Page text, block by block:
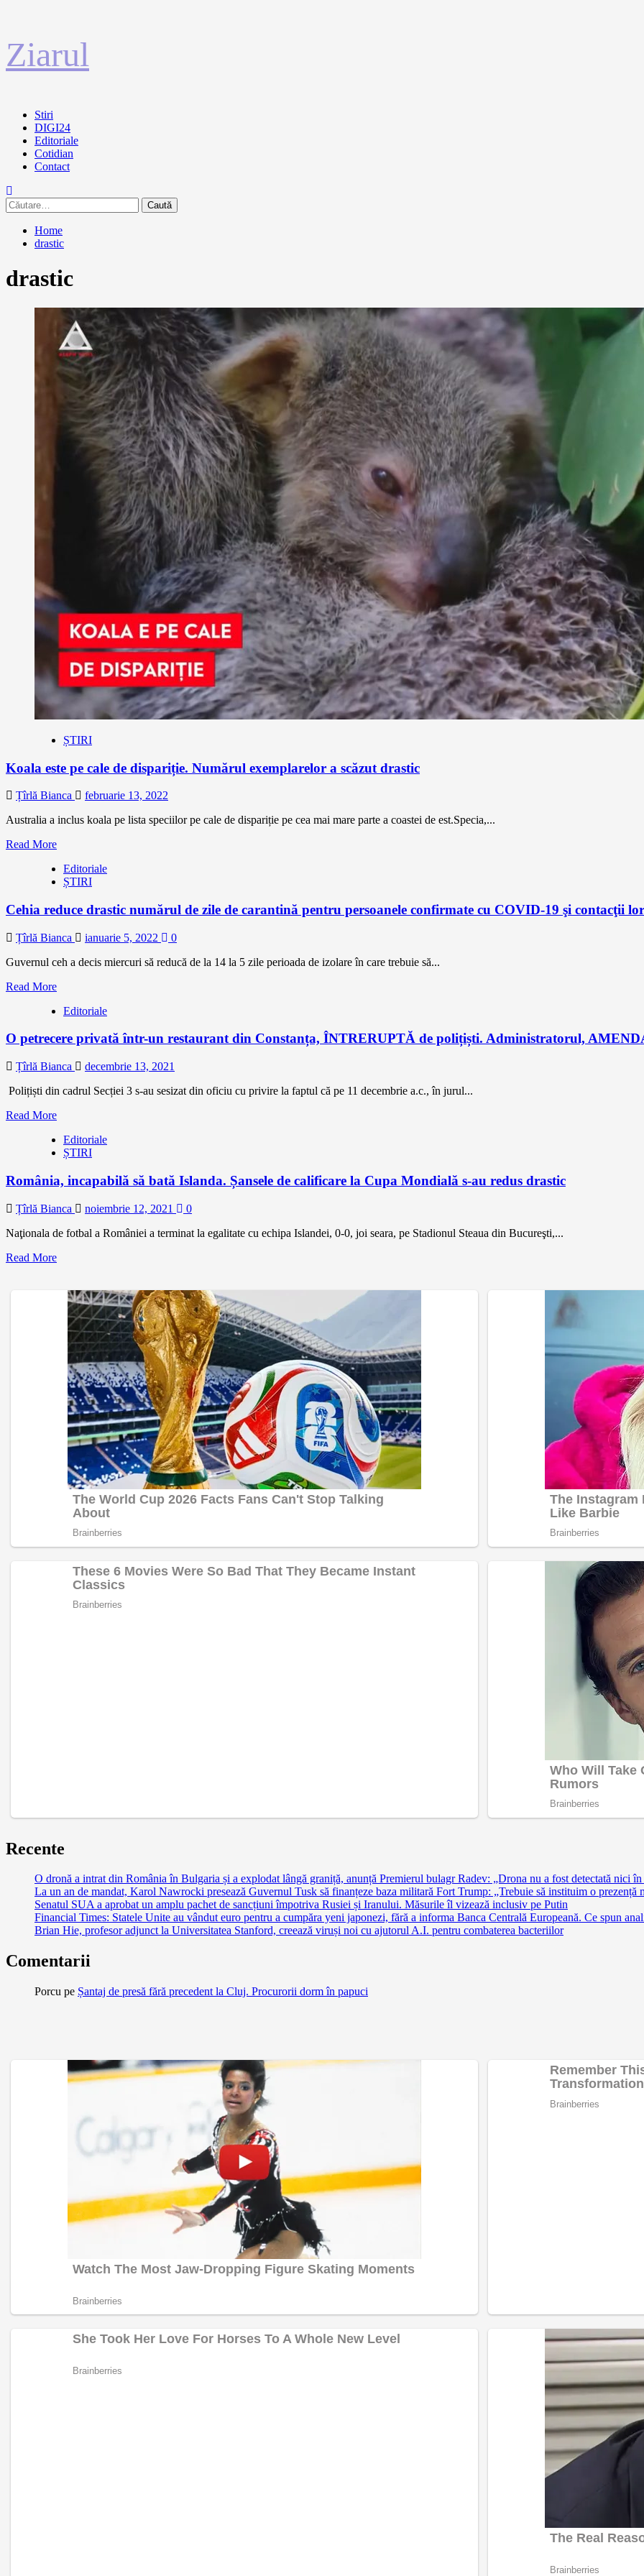
la
conținut
Ziarul
Primary
Menu
Stiri
DIGI24
Editoriale
Cotidian
Contact
Caută
după:
Home
drastic
drastic
ȘTIRI
Koala este pe cale de dispariție. Numărul exemplarelor a scăzut drastic
Țîrlă Bianca
februarie 13, 2022
Australia a inclus koala pe lista speciilor pe cale de dispariție pe cea mai mare parte a coastei de est.Specia,...
Read More
Editoriale
ȘTIRI
Cehia reduce drastic numărul de zile de carantină pentru persoanele confirmate cu COVID-19 şi contacţii lor
Țîrlă Bianca ianuarie 5, 2022
0
Guvernul ceh a decis miercuri să reducă de la 14 la 5 zile perioada de izolare în care trebuie să...
Read More
Editoriale
O petrecere privată într-un restaurant din Constanța, ÎNTRERUPTĂ de polițiști. Administratorul,
Țîrlă Bianca
decembrie 13, 2021
Polițiști din cadrul Secției 3 s-au sesizat din oficiu cu privire la faptul că pe 11 decembrie a.c., în jurul...
Read More
Editoriale
ȘTIRI
România, incapabilă să bată Islanda. Șansele de calificare la Cupa Mondială s-au redus drastic
Țîrlă Bianca noiembrie 12, 2021
0
Naţionala de fotbal a României a terminat la egalitate cu echipa Islandei, 0-0, joi seara, pe Stadionul Steaua din Bucureşti,...
Read More
Recente
O dronă a intrat din România în Bulgaria și a explodat lângă graniță, anunță Premierul bulagr Radev: „Drona nu a fost detectată nici
La un an de mandat, Karol Nawrocki presează Guvernul Tusk să finanțeze baza militară Fort Trump: „Trebuie să instituim o prezență
Senatul SUA a aprobat un amplu pachet de sancțiuni împotriva Rusiei și Iranului. Măsurile îl vizează inclusiv pe Putin
Financial Times: Statele Unite au vândut euro pentru a cumpăra yeni japonezi, fără a informa Banca Centrală Europeană. Ce spun
Brian Hie, profesor adjunct la Universitatea Stanford, creează viruși noi cu ajutorul A.I. pentru combaterea bacteriilor
Comentarii
Porcu pe Șantaj de presă fără precedent la Cluj. Procurorii dorm în papuci